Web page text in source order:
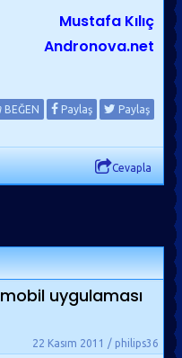
Mustafa Kılıç
Andronova.net
BEĞEN Paylaş Paylaş
Cevapla
uygulaması
22 Kasım 2011 / philips36